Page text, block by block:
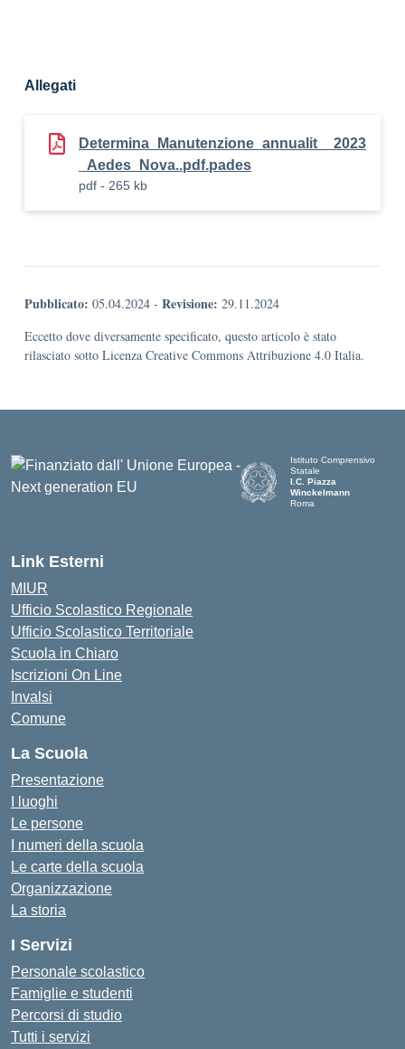
Allegati
Determina_Manutenzione_annualit__2023
_Aedes_Nova..pdf.pades
pdf - 265 kb
Pubblicato: 05.04.2024 - Revisione: 29.11.2024
Eccetto dove diversamente specificato, questo articolo è stato
rilasciato sotto Licenza Creative Commons Attribuzione 4.0 Italia.
Istituto Comprensivo
Statale
I.C. Piazza
Winckelmann
Roma
Link Esterni
MIUR
Ufficio Scolastico Regionale
Ufficio Scolastico Territoriale
Scuola in Chiaro
Iscrizioni On Line
Invalsi
Comune
La Scuola
Presentazione
I luoghi
Le persone
I numeri della scuola
Le carte della scuola
Organizzazione
La storia
I Servizi
Personale scolastico
Famiglie e studenti
Percorsi di studio
Tutti i servizi